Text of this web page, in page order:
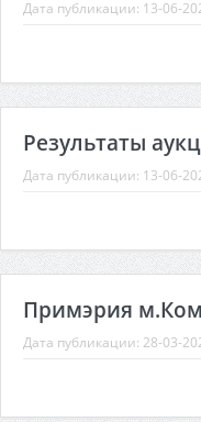
Дата публикации: 13-06-
Результаты
Дата публикации: 13-06-
Примэрия
Дата публикации: 28-03-